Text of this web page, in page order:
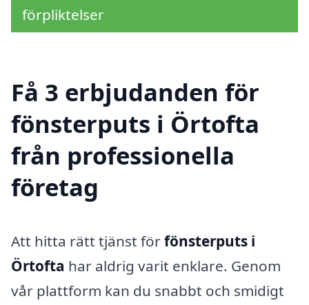
förpliktelser
Få 3 erbjudanden för
fönsterputs i Örtofta
från professionella
företag
Att hitta rätt tjänst förfönsterputs i
Örtofta har aldrig varit enklare. Genom
vår plattform kan du snabbt och smidigt